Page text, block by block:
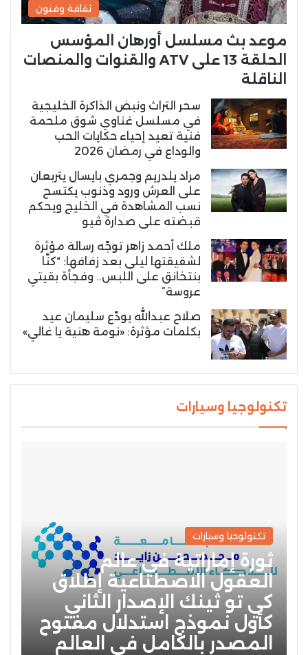
ثقافة وفنون
موعد بث مسلسل أورهان المؤسس
الحلقة 13 على ATV والقنوات والمنصات
الناقلة
سحر التراث ونبض الذاكرة الخليجية
في مسلسل غناوي شوق ملحمة
فنية تعيد إحياء حكايات الحب
والوداع في رمضان 2026
مراد يلدريم وجمري بايسال يتربعان
على العرش ورود وذنوب يكتسح
نسب المشاهدة في الخليج ويحكم
قبضته على صدارة ڤيو
ملك أحمد زاهر توجّه رسالة مؤثرة
لشقيقتها ليلى بعد زفافها: “كنّا
بنتخانق على اللبس.. وفجأة بقيتي
عروسة”
صلاح عبدالله يودّع سليمان عيد
بكلمات مؤثرة: «نومة هنية يا غالي»
تكنولوجيا وسيارات
تكنولوجيا وسيارات
ثورة إماراتية في عالم
العقول الاصطناعية إطلاق
كي تو ثينك الإصدار الثاني
كأول نموذج استدلال مفتوح
المصدر بالكامل في العالم